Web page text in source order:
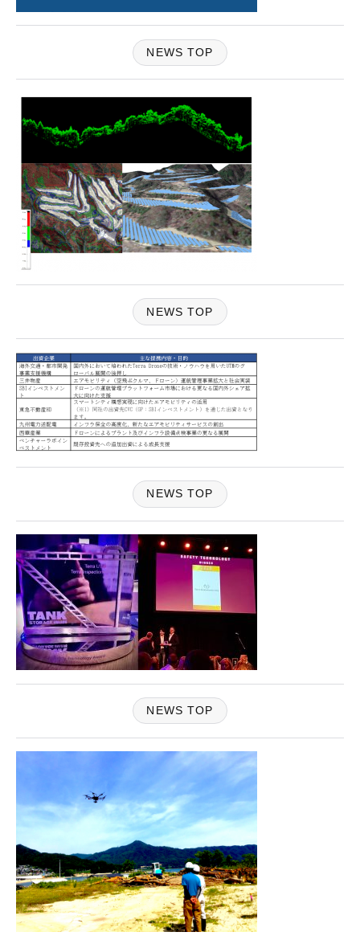
NEWS TOP
NEWS TOP
NEWS TOP
NEWS TOP